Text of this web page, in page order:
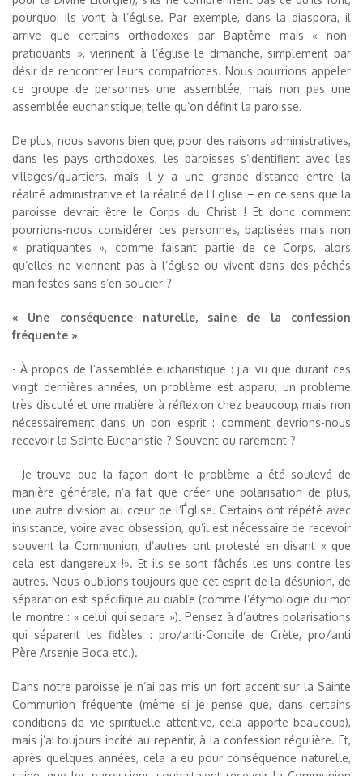
pourquoi ils vont à l’église. Par exemple, dans la diaspora, il
arrive que certains orthodoxes par Baptême mais « non-
pratiquants », viennent à l’église le dimanche, simplement par
désir de rencontrer leurs compatriotes. Nous pourrions appeler
ce groupe de personnes une assemblée, mais non pas une
assemblée eucharistique, telle qu’on définit la paroisse.
De plus, nous savons bien que, pour des raisons administratives,
dans les pays orthodoxes, les paroisses s’identifient avec les
villages/quartiers, mais il y a une grande distance entre la
réalité administrative et la réalité de l’Eglise – en ce sens que la
paroisse devrait être le Corps du Christ ! Et donc comment
pourrions-nous considérer ces personnes, baptisées mais non
« pratiquantes », comme faisant partie de ce Corps, alors
qu’elles ne viennent pas à l’église ou vivent dans des péchés
manifestes sans s’en soucier ?
« Une conséquence naturelle, saine de la confession
fréquente »
- À propos de l’assemblée eucharistique : j’ai vu que durant ces
vingt dernières années, un problème est apparu, un problème
très discuté et une matière à réflexion chez beaucoup, mais non
nécessairement dans un bon esprit : comment devrions-nous
recevoir la Sainte Eucharistie ? Souvent ou rarement ?
- Je trouve que la façon dont le problème a été soulevé de
manière générale, n’a fait que créer une polarisation de plus,
une autre division au cœur de l’Église. Certains ont répété avec
insistance, voire avec obsession, qu’il est nécessaire de recevoir
souvent la Communion, d’autres ont protesté en disant « que
cela est dangereux !». Et ils se sont fâchés les uns contre les
autres. Nous oublions toujours que cet esprit de la désunion, de
séparation est spécifique au diable (comme l’étymologie du mot
le montre : « celui qui sépare »). Pensez à d’autres polarisations
qui séparent les fidèles : pro/anti-Concile de Crète, pro/anti
Père Arsenie Boca etc.).
Dans notre paroisse je n’ai pas mis un fort accent sur la Sainte
Communion fréquente (même si je pense que, dans certains
conditions de vie spirituelle attentive, cela apporte beaucoup),
mais j’ai toujours incité au repentir, à la confession régulière. Et,
après quelques années, cela a eu pour conséquence naturelle,